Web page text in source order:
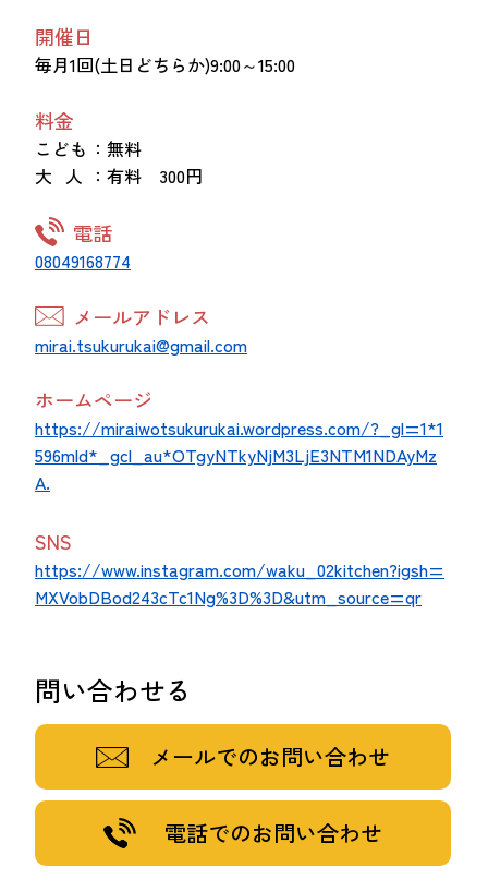
開催日
毎月1回(土日どちらか)9:00～15:00
料金
こども ：無料
大 人 ：有料 300円
電話
08049168774
メールアドレス
mirai.tsukurukai@gmail.com
ホームページ
https://miraiwotsukurukai.wordpress.com/?_gl=1*1
596mld*_gcl_au*OTgyNTkyNjM3LjE3NTM1NDAyMz
A.
SNS
https://www.instagram.com/waku_02kitchen?igsh=
MXVobDBod243cTc1Ng%3D%3D&utm_source=qr
問い合わせる
メールでのお問い合わせ
電話でのお問い合わせ